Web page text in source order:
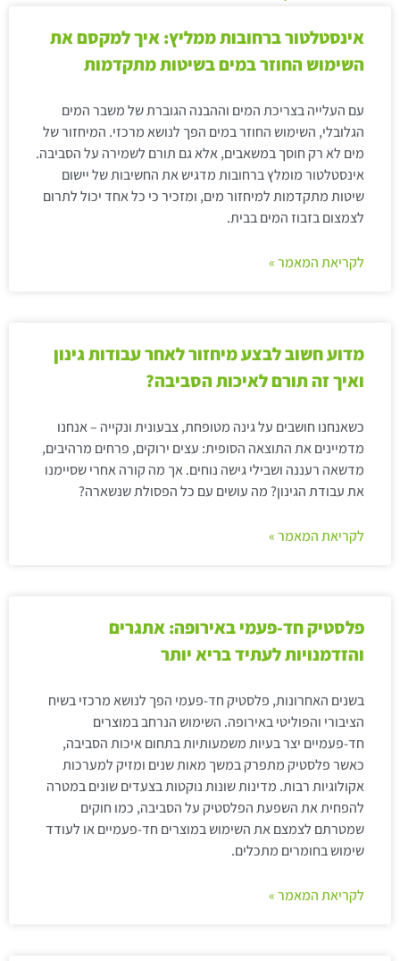
אינסטלטור ברחובות ממליץ: איך למקסם את
השימוש החוזר במים בשיטות מתקדמות
עם העלייה בצריכת המים וההבנה הגוברת של משבר המים
הגלובלי, השימוש החוזר במים הפך לנושא מרכזי. המיחזור של
מים לא רק חוסך במשאבים, אלא גם תורם לשמירה על הסביבה.
אינסטלטור מומלץ ברחובות מדגיש את החשיבות של יישום
שיטות מתקדמות למיחזור מים, ומזכיר כי כל אחד יכול לתרום
לצמצום בזבוז המים בבית.
לקריאת המאמר »
מדוע חשוב לבצע מיחזור לאחר עבודות גינון
ואיך זה תורם לאיכות הסביבה?
כשאנחנו חושבים על גינה מטופחת, צבעונית ונקייה – אנחנו
מדמיינים את התוצאה הסופית: עצים ירוקים, פרחים מרהיבים,
מדשאה רעננה ושבילי גישה נוחים. אך מה קורה אחרי שסיימנו
את עבודת הגינון? מה עושים עם כל הפסולת שנשארה?
לקריאת המאמר »
פלסטיק חד-פעמי באירופה: אתגרים
והזדמנויות לעתיד בריא יותר
בשנים האחרונות, פלסטיק חד-פעמי הפך לנושא מרכזי בשיח
הציבורי והפוליטי באירופה. השימוש הנרחב במוצרים
חד-פעמיים יצר בעיות משמעותיות בתחום איכות הסביבה,
כאשר פלסטיק מתפרק במשך מאות שנים ומזיק למערכות
אקולוגיות רבות. מדינות שונות נוקטות בצעדים שונים במטרה
להפחית את השפעת הפלסטיק על הסביבה, כמו חוקים
שמטרתם לצמצם את השימוש במוצרים חד-פעמיים או לעודד
שימוש בחומרים מתכלים.
לקריאת המאמר »